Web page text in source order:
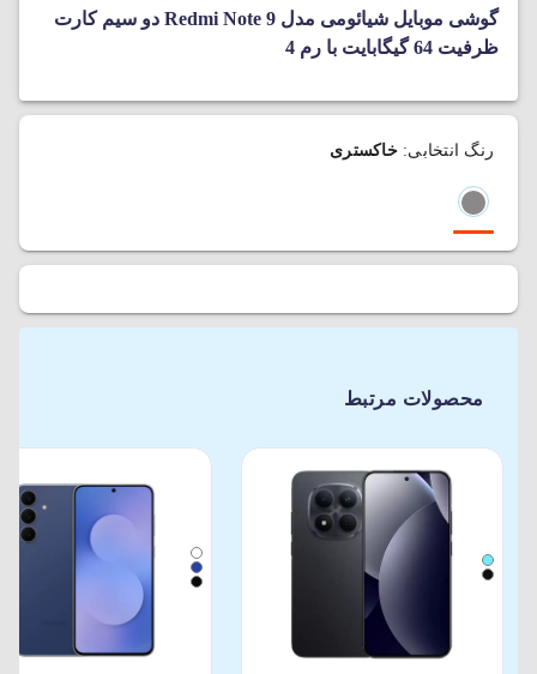
گوشی موبایل شیائومی مدل Redmi Note 9 دو سیم‌ کارت
ظرفیت 64 گیگابایت با رم 4
رنگ انتخابی:خاکستری
محصولات مرتبط